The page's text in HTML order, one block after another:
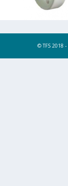
© TFS 2018 -